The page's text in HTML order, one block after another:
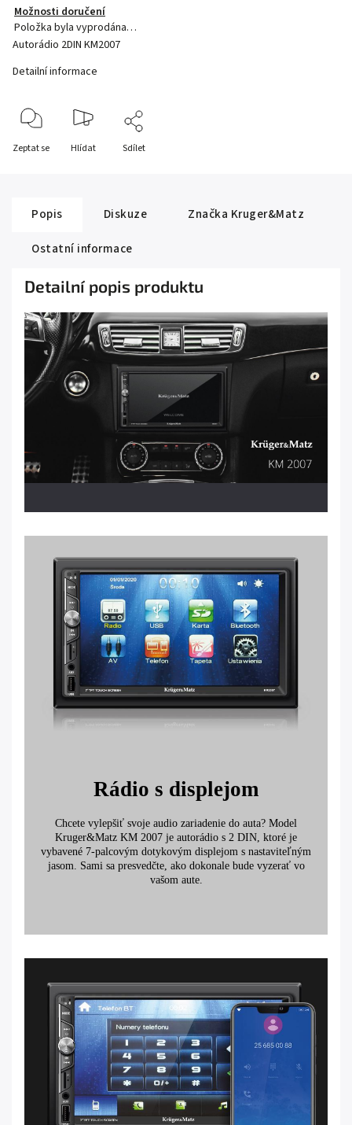
Možnosti doručení
Položka byla vyprodána…
Autorádio 2DIN KM2007
Detailní informace
Zeptat se Hlídat Sdílet
Popis Diskuze Značka Kruger&Matz
Ostatní informace
Detailní popis produktu
Rádio s displejom
Chcete vylepšiť svoje audio zariadenie do auta? Model
Kruger&Matz KM 2007 je autorádio s 2 DIN, ktoré je
vybavené 7-palcovým dotykovým displejom s nastaviteľným
jasom. Sami sa presvedčte, ako dokonale bude vyzerať vo
vašom aute.